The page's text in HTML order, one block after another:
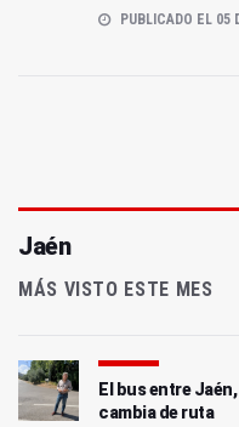
PUBLICADO EL 05
Jaén
MÁS VISTO ESTE MES
El bus entre
cambia de ruta